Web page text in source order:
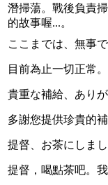
潛掃蕩。戰後負責
的故事喔...。
ここまでは、無事
目前為止一切正常。
貴重な補給、あり
多謝您提供珍貴的
提督、お茶にしま
提督，喝點茶吧。